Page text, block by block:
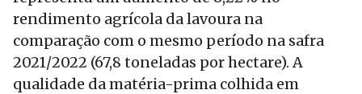
rendimento agrícola da lavoura na
comparação com o mesmo período na safra
2021/2022 (67,8 toneladas por hectare). A
qualidade da matéria-prima colhida em